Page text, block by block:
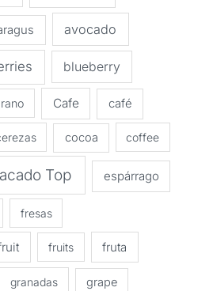
avocado
blueberry
Cafe café
cocoa coffee
Top espárrago
fresas
fruits fruta
granadas grape